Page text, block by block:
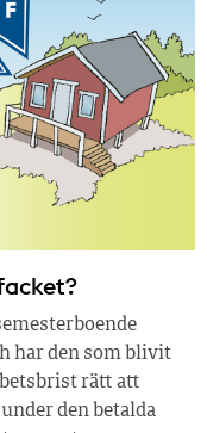
har den som blivit
rätt att
den betalda